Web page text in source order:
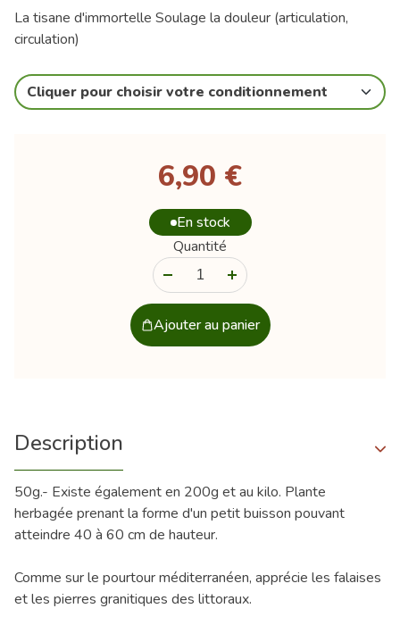
La tisane d'immortelle Soulage la douleur (articulation,
circulation)
Cliquer pour choisir votre conditionnement
6,90 €
En stock
Quantité
Ajouter au panier
Description
50g.- Existe également en 200g et au kilo. Plante
herbagée prenant la forme d'un petit buisson pouvant
atteindre 40 à 60 cm de hauteur.
Comme sur le pourtour méditerranéen, apprécie les falaises
et les pierres granitiques des littoraux.